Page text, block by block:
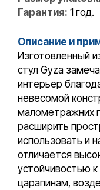
Гарантия: 1 год.
Описание и
Изготовленный
стул Gyza
интерьер
невесомой
малометражних
расширить
использовать и
отличается
устойчивостью
царапинам,